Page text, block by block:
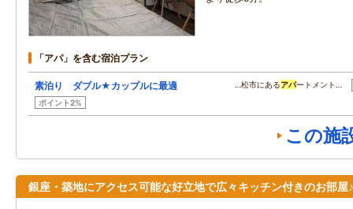
「アパ」を含む宿泊プラン
素泊り ダブル★カップルに最適
ポイント2%
…松市にあるアパートメント…
この施
銀座・築地にアクセス可能な好立地で広々キッチン付きのお部屋♪